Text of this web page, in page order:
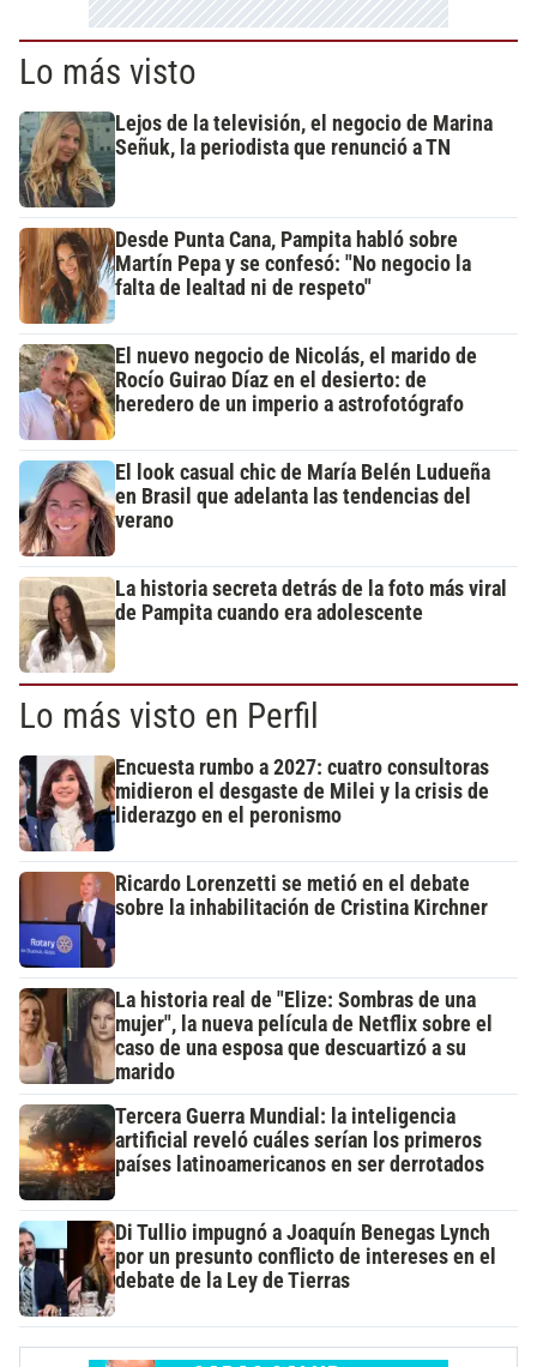
Lo más visto
Lejos de la televisión, el negocio de Marina
Señuk, la periodista que renunció a TN
Desde Punta Cana, Pampita habló sobre
Martín Pepa y se confesó: "No negocio la
falta de lealtad ni de respeto"
El nuevo negocio de Nicolás, el marido de
Rocío Guirao Díaz en el desierto: de
heredero de un imperio a astrofotógrafo
El look casual chic de María Belén Ludueña
en Brasil que adelanta las tendencias del
verano
La historia secreta detrás de la foto más viral
de Pampita cuando era adolescente
Lo más visto en Perfil
Encuesta rumbo a 2027: cuatro consultoras
midieron el desgaste de Milei y la crisis de
liderazgo en el peronismo
Ricardo Lorenzetti se metió en el debate
sobre la inhabilitación de Cristina Kirchner
La historia real de "Elize: Sombras de una
mujer", la nueva película de Netflix sobre el
caso de una esposa que descuartizó a su
marido
Tercera Guerra Mundial: la inteligencia
artificial reveló cuáles serían los primeros
países latinoamericanos en ser derrotados
Di Tullio impugnó a Joaquín Benegas Lynch
por un presunto conflicto de intereses en el
debate de la Ley de Tierras